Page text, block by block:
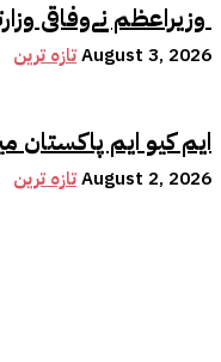
وزیراعظم نےوفاقی وزارتوں اور ڈویژنز کی کارکردگی کے حوالے سے اہم فیصلہ کر لیا
تازہ ترینAugust 3, 2026
ایم کیو ایم پاکستان
تازہ ترینAugust 2, 2026